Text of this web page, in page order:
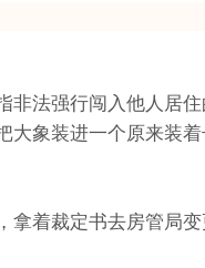
非法强行闯入他人居
大象装进一个原来装
拿着裁定书去房管局